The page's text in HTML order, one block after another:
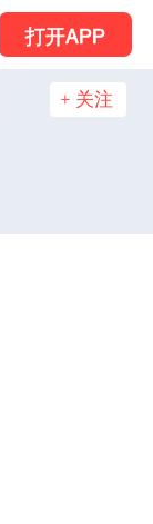
打开APP
+ 关注